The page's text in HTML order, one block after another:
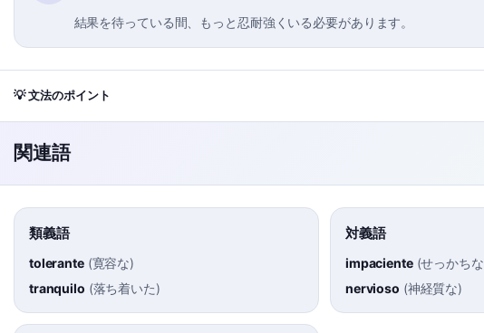
結果を待っている間、もっと忍耐強くいる必要があります。
💡 文法のポイント
関連語
類義語
tolerante(寛容な)
tranquilo (落ち着いた)
対義語
impaciente(せっかちな
nervioso (神経質な)